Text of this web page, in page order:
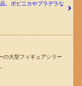
。ポピニカやプラデラな
の大型フィギュアシリー